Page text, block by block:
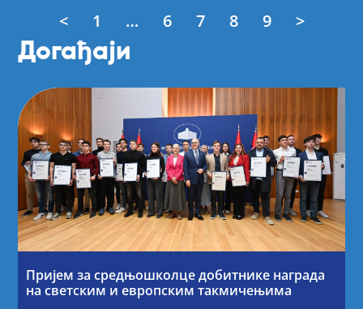
< 1 … 6 7 8 9 >
Догађаји
Пријем за средњошколце добитнике награда
на светским и европским такмичењима